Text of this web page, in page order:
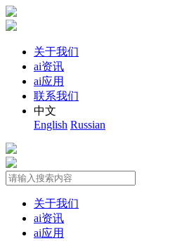
关于我们
ai资讯
ai应用
联系我们
中文
English Russian
关于我们
ai资讯
ai应用